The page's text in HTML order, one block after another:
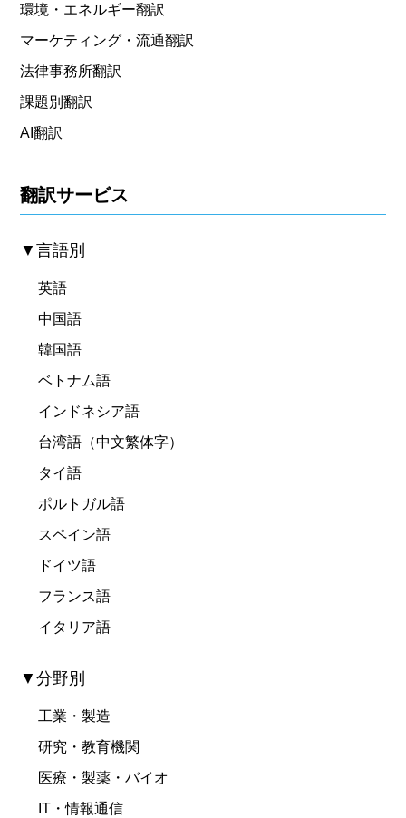
環境・エネルギー翻訳
マーケティング・流通翻訳
法律事務所翻訳
課題別翻訳
AI翻訳
翻訳サービス
▼言語別
英語
中国語
韓国語
ベトナム語
インドネシア語
台湾語（中文繁体字）
タイ語
ポルトガル語
スペイン語
ドイツ語
フランス語
イタリア語
▼分野別
工業・製造
研究・教育機関
医療・製薬・バイオ
IT・情報通信